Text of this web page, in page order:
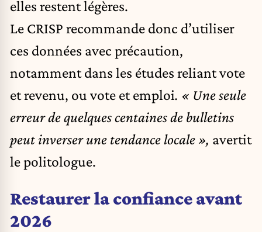
elles restent légères.
Le CRISP recommande donc d’utiliser
ces données avec précaution,
notamment dans les études reliant vote
et revenu, ou vote et emploi. « Une seule
erreur de quelques centaines de bulletins
peut inverser une tendance locale », avertit
le politologue.
Restaurer la confiance avant
2026